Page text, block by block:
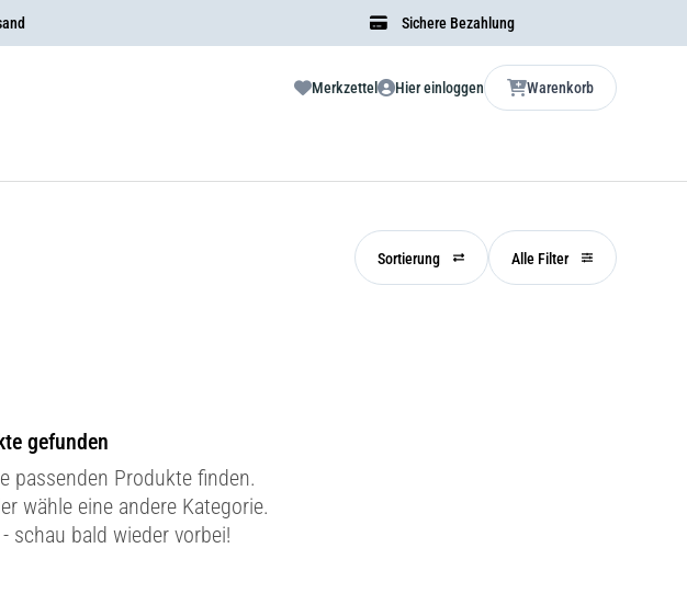
Sichere Bezahlung
Merkzettel Hier einloggen Warenkorb
Sortierung Alle Filter
gefunden
passenden Produkte finden.
wähle eine andere Kategorie.
schau bald wieder vorbei!